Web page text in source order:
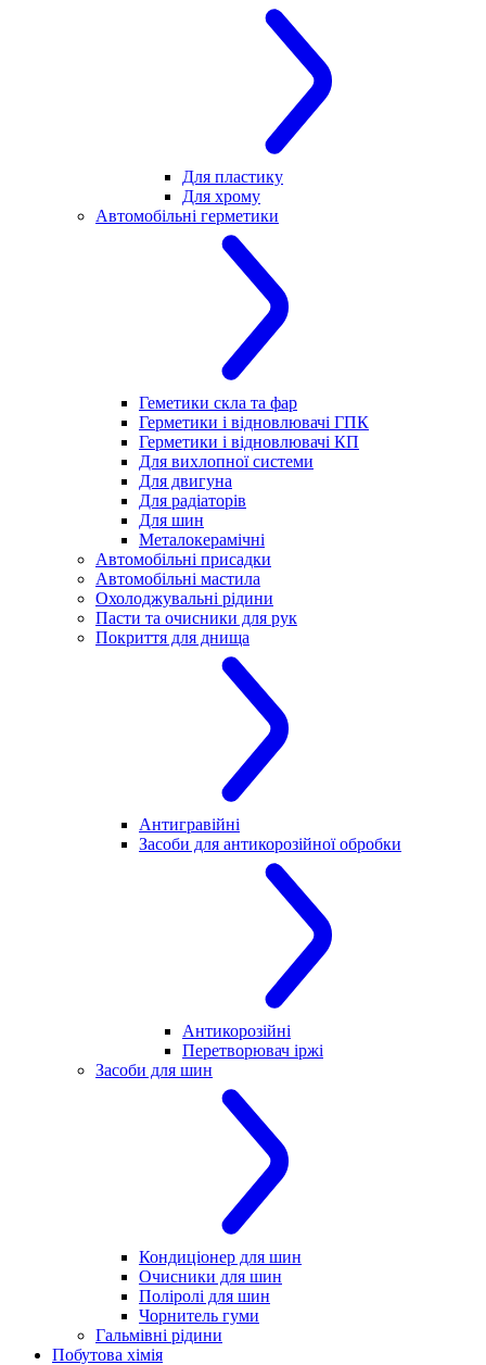
Для пластику
Для хрому
Автомобільні герметики
Геметики скла та фар
Герметики і відновлювачі ГПК
Герметики і відновлювачі КП
Для вихлопної системи
Для двигуна
Для радіаторів
Для шин
Металокерамічні
Автомобільні присадки
Автомобільні мастила
Охолоджувальні рідини
Пасти та очисники для рук
Покриття для днища
Антигравійні
Засоби для антикорозійної обробки
Антикорозійні
Перетворювач іржі
Засоби для шин
Кондиціонер для шин
Очисники для шин
Поліролі для шин
Чорнитель гуми
Гальмівні рідини
Побутова хімія